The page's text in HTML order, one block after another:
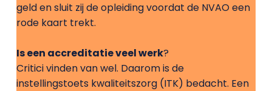
geld en sluit zij de opleiding voordat de NVAO een
rode kaart trekt.
Is een accreditatie veel werk?
Critici vinden van wel. Daarom is de
instellingstoets kwaliteitszorg (ITK) bedacht. Een